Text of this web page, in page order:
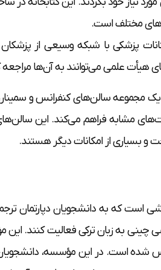
مختلف است.
پزشکی با شبکه وسیعی از
هیأت علمی می‌توانند به آن‌ها مراجعه
مجموعه سالن‌های کنفرانس و
مشابه فراهم می‌کند. این
و بسیاری از امکانات دیگر هستند.
است که به دانشجویان دپارتمان
چینی به زبان ترکی فعالیت کنند.
شده است. در این مؤسسه، دانشجویان